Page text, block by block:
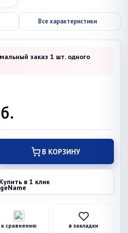
Все характеристики
заказ 1 шт. одного
В КОРЗИНУ
Купить в 1 клик
к сравнению в закладки